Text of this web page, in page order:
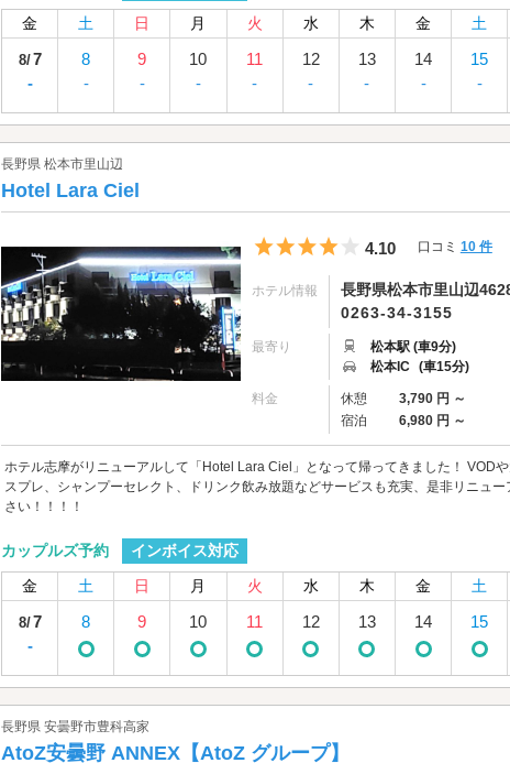
金
土 日 月 火 水 木 金 土
8/7
-
8
-
9
-
10
-
11
-
12
-
13
-
14
-
15
-
長野県 松本市里山辺
Hotel Lara Ciel
5つ星のうち4
4.10 口コミ 10 件
ホテル情報
長野県松本市里山辺
0263-34-3155
最寄り
松本駅 (車9分)
松本IC (車15分)
料金 休憩 3,790 円 ～
宿泊
6,980 円 ～
ホテル志摩がリニューアルして「Hotel Lara Ciel」となって帰ってきました！ VOD
スプレ、シャンプーセレクト、ドリンク飲み放題などサービスも充実、是非リニュ
さい！！！！
カップルズ予約
インボイス対応
金
土 日 月 火 水 木 金 土
8/7
-
8 9 10 11 12 13 14 15
長野県 安曇野市豊科高家
AtoZ安曇野 ANNEX【AtoZ グループ】